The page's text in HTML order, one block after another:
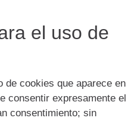
el uso de
de cookies que aparece en
consentir expresamente el
consentimiento; sin